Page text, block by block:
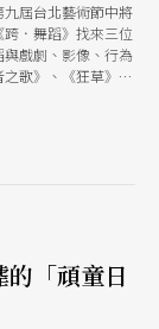
屆台北藝術節中將
．舞蹈》找來三位
戲劇、影像、行為
歌》、《狂草》的
擬出互動與單獨的
面鏡子反射內心與
年建築空間，牯嶺
中正二分局，其本
場域，身體穿梭於
直至真空，舞蹈與
著建築與史蹟的斑
「頑童日